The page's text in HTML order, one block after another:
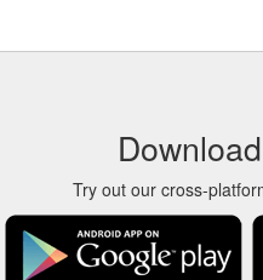
Try out our cross-